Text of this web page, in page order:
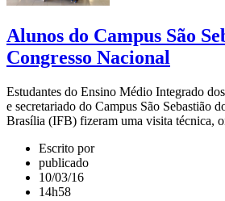
Alunos do Campus São
Congresso Nacional
Estudantes do Ensino Médio Integrado
e secretariado do Campus São Sebastião
Brasília (IFB) fizeram uma visita técnica,
Escrito por
publicado
10/03/16
14h58